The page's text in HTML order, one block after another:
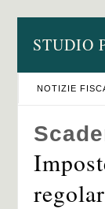
STUDIO
NOTIZIE